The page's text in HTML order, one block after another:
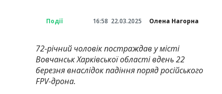
Події 16:58 22.03.2025 Олена Нагорна
72-річний чоловік постраждав у місті
Вовчанськ Харківської області вдень 22
березня внаслідок падіння поряд російського
FPV-дрона.